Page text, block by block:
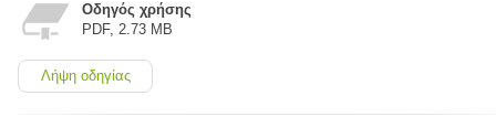
Οδηγός χρήσης
PDF, 2.73 MB
Λήψη οδηγίας